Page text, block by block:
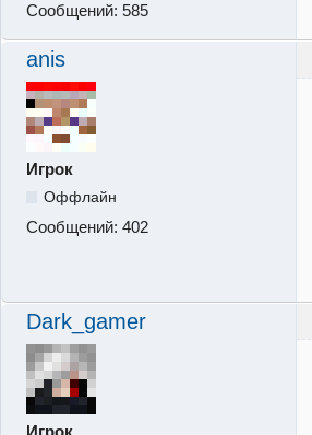
Сообщений: 585
anis
Игрок
Оффлайн
Сообщений: 402
Dark_gamer
Игрок